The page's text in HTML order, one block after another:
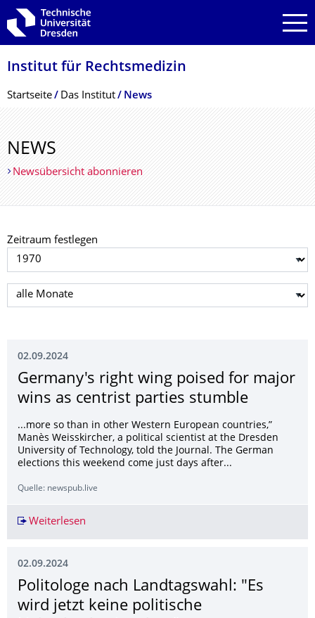
Zur Hauptnavigation springen
Zur Suche springen
Zum Inhalt springen
Institut für Rechtsmedizin
Breadcrumb-Menü
Startseite Das Institut News
NEWS
Newsübersicht abonnieren
Zeitraum festlegen
Jahr auswählen
Monat auswählen
02.09.2024
Germany's right wing poised for major
wins as centrist parties stumble
...more so than in other Western European countries,”
Manès Weisskircher, a political scientist at the Dresden
University of Technology, told the Journal. The German
elections this weekend come just days after...
Quelle: newspub.live
Weiterlesen
02.09.2024
Politologe nach Landtagswahl: "Es
wird jetzt keine politische